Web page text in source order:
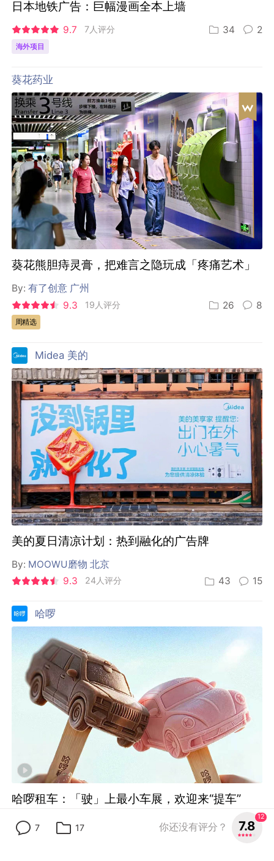
日本地铁广告：巨幅漫画全本上墙
9.7 7人评分 34 2
海外项目
葵花药业
葵花熊胆痔灵膏，把难言之隐玩成「疼痛艺术」
By: 有了创意 广州
9.3
19人评分 26 8
周精选
Midea 美的
美的夏日清凉计划：热到融化的广告牌
By: MOOWU磨物 北京
9.3
24人评分 43 15
哈啰
哈啰租车：「驶」上最小车展，欢迎来“提车”
By:有氧 YOYA
7 17 你还没有评分？ 7.8
12